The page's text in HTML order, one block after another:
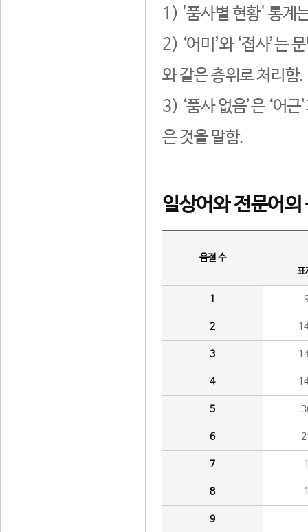
1) '품사별 현황' 통계
2) ‘어미’와 ‘접사’는
와 같은 층위로 처리함.
3) ‘품사 없음’은 ‘어
은 것을 말함.
일상어와 전문어의
음절 수
표
1
2
3
4
5
6
7
8
9